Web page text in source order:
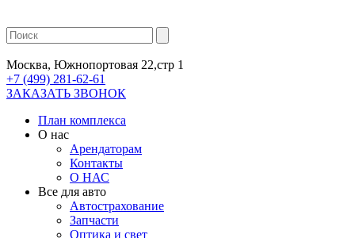
Москва, Южнопортовая 22,стр 1
+7 (499) 281-62-61
ЗАКАЗАТЬ ЗВОНОК
План комплекса
О нас
Арендаторам
Контакты
О НАС
Все для авто
Автострахование
Запчасти
Оптика и свет